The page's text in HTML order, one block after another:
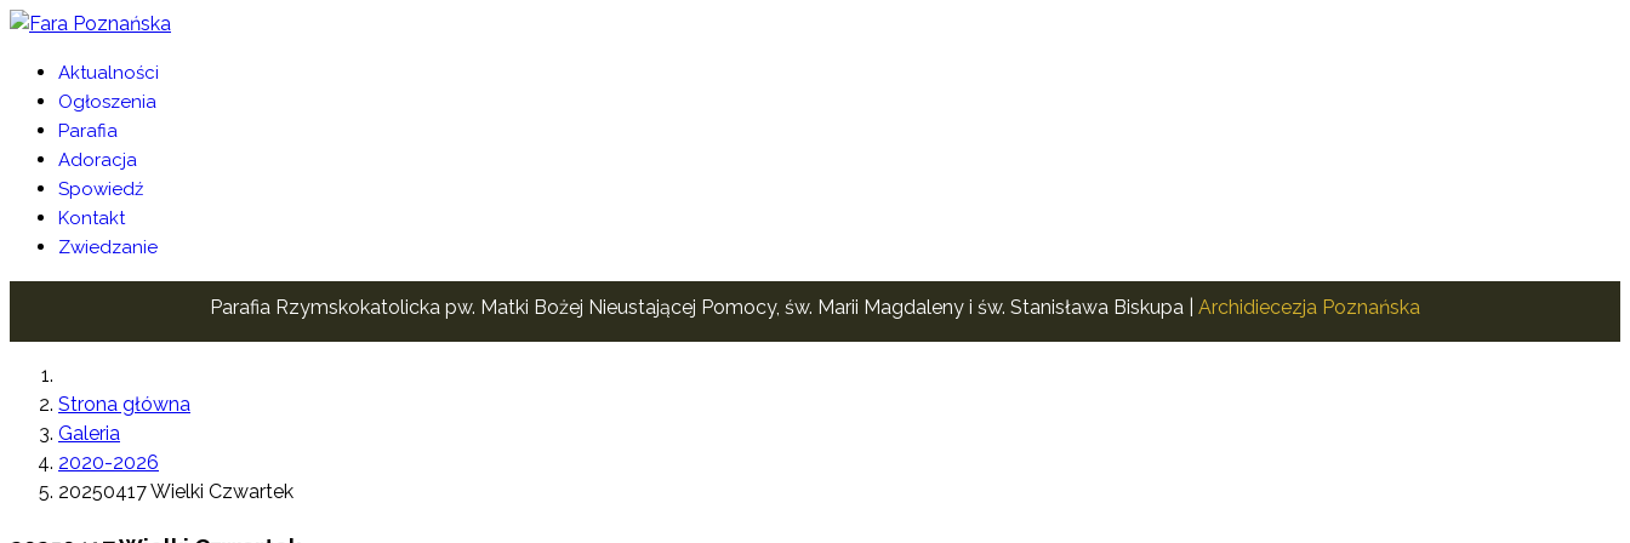
Aktualności
Ogłoszenia
Parafia
Adoracja
Spowiedź
Kontakt
Zwiedzanie
Parafia Rzymskokatolicka pw. Matki Bożej Nieustającej Pomocy, św. Marii Magdaleny i św. Stanisława Biskupa | Archidiecezja Poznańska
Strona główna
Galeria
2020-2026
20250417 Wielki Czwartek